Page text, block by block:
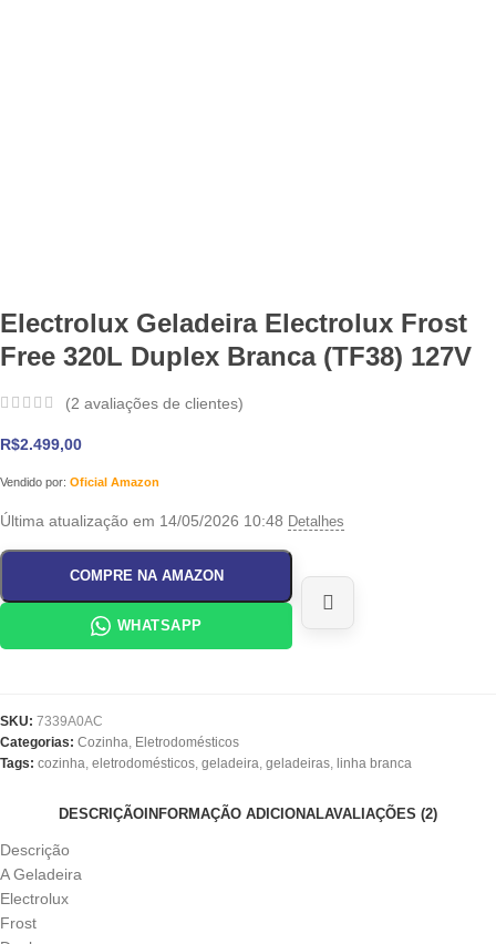
Electrolux Geladeira Electrolux Frost
Free 320L Duplex Branca (TF38) 127V
(2 avaliações de clientes)
R$2.499,00
Vendido por: Oficial Amazon
Última atualização em 14/05/2026 10:48 Detalhes
COMPRE NA AMAZON
WHATSAPP
SKU: 7339A0AC
Categorias: Cozinha, Eletrodomésticos
Tags: cozinha, eletrodomésticos, geladeira, geladeiras, linha branca
DESCRIÇÃO INFORMAÇÃO ADICIONALAVALIAÇÕES (2)
Descrição
A Geladeira
Electrolux
Frost